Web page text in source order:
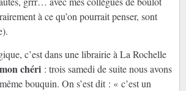
à ce qu’on pourrait penser, sont
c’est dans une librairie à La Rochelle
chéri: trois samedi de suite nous avons
bouquin. On s’est dit : « c’est un